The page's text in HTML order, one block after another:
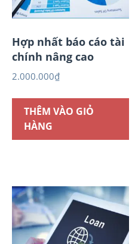
Hợp nhất báo cáo tài
chính nâng cao
2.000.000₫
THÊM VÀO GIỎ
HÀNG